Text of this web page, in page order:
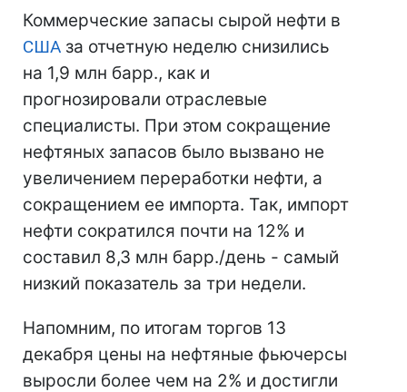
Коммерческие запасы сырой нефти в
США за отчетную неделю снизились
на 1,9 млн барр., как и
прогнозировали отраслевые
специалисты. При этом сокращение
нефтяных запасов было вызвано не
увеличением переработки нефти, а
сокращением ее импорта. Так, импорт
нефти сократился почти на 12% и
составил 8,3 млн барр./день - самый
низкий показатель за три недели.
Напомним, по итогам торгов 13
декабря цены на нефтяные фьючерсы
выросли более чем на 2% и достигли